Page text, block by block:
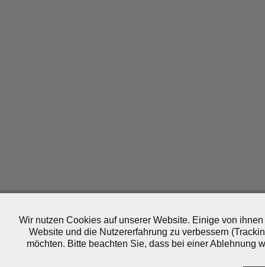
Wir nutzen Cookies auf unserer Website. Einige von
Website und die Nutzererfahrung zu verbessern
möchten. Bitte beachten Sie, dass bei einer Ablehnung